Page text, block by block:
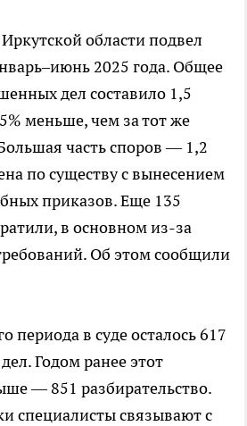
области подвел
2025 года. Общее
дел составило 1,5
меньше, чем за тот же
часть споров — 1,2
по существу с вынесением
приказов. Еще 135
в основном из-за
Об этом сообщили
периода в суде осталось 617
Годом ранее этот
— 851 разбирательство.
специалисты связывают с